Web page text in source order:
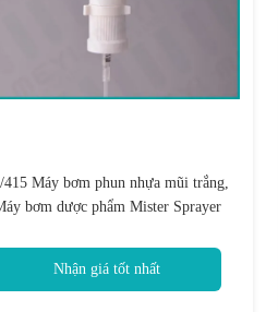
415 Máy bơm phun nhựa mũi trắng,
bơm dược phẩm Mister Sprayer
Nhận giá tốt nhất